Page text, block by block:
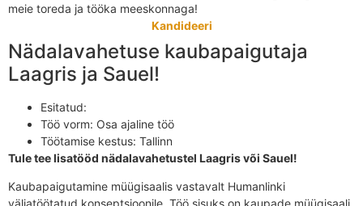
meie toreda ja tööka meeskonnaga!
Kandideeri
Nädalavahetuse kaubapaigutaja
Laagris ja Sauel!
Esitatud:
Töö vorm: Osa ajaline töö
Töötamise kestus: Tallinn
Tule tee lisatööd nädalavahetustel Laagris või Sauel!
Kaubapaigutamine müügisaalis vastavalt Humanlinki
väljatöötatud konseptsioonile. Töö sisuks on kaupade müügisaali